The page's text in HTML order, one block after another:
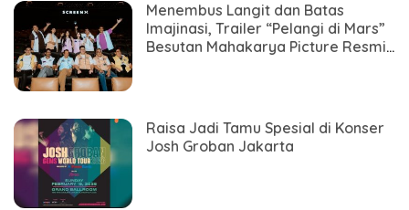
Menembus Langit dan Batas
Imajinasi, Trailer “Pelangi di Mars”
Besutan Mahakarya Picture Resmi
Raisa Jadi Tamu Spesial di Konser
Josh Groban Jakarta